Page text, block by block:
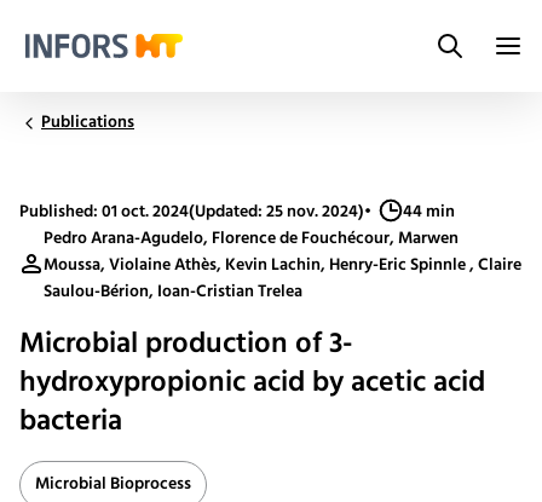
Search
Publications
Published: 01 oct. 2024(Updated: 25 nov. 2024)•
44 min
Pedro Arana-Agudelo, Florence de Fouchécour, Marwen
Moussa, Violaine Athès, Kevin Lachin, Henry-Eric Spinnle , Claire
Saulou-Bérion, Ioan-Cristian Trelea
Microbial production of 3-
hydroxypropionic acid by acetic acid
bacteria
Microbial Bioprocess